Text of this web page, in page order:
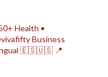
Health •
Business
🇪🇸🇺🇸 📍